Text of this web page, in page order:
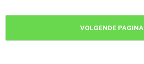
VOLGENDE PAGINA